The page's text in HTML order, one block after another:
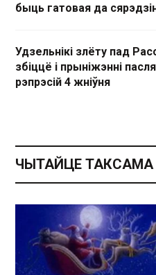
быць гатовая да
Удзельнікі злёту пад
збіццё і прыніжэнні
рэпрэсій 4 жніўня
ЧЫТАЙЦЕ ТАКСАМА